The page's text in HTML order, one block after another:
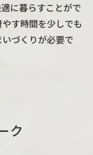
に暮らすことがで
す時間を少しでも
づくりが必要で
ク